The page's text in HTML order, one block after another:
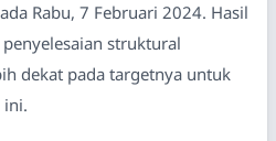
Rabu, 7 Februari 2024. Hasil
struktural
dekat pada targetnya untuk
ini.